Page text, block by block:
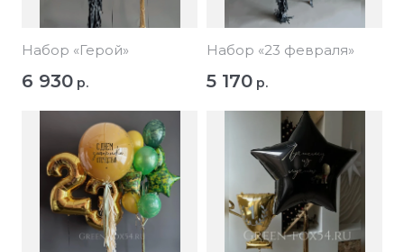
Набор «Герой»
6 930 р.
Набор «23 февраля»
5 170 р.